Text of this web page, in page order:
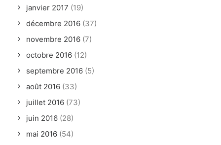
janvier 2017 (19)
décembre 2016 (37)
novembre 2016 (7)
octobre 2016 (12)
septembre 2016 (5)
août 2016 (33)
juillet 2016 (73)
juin 2016 (28)
mai 2016 (54)